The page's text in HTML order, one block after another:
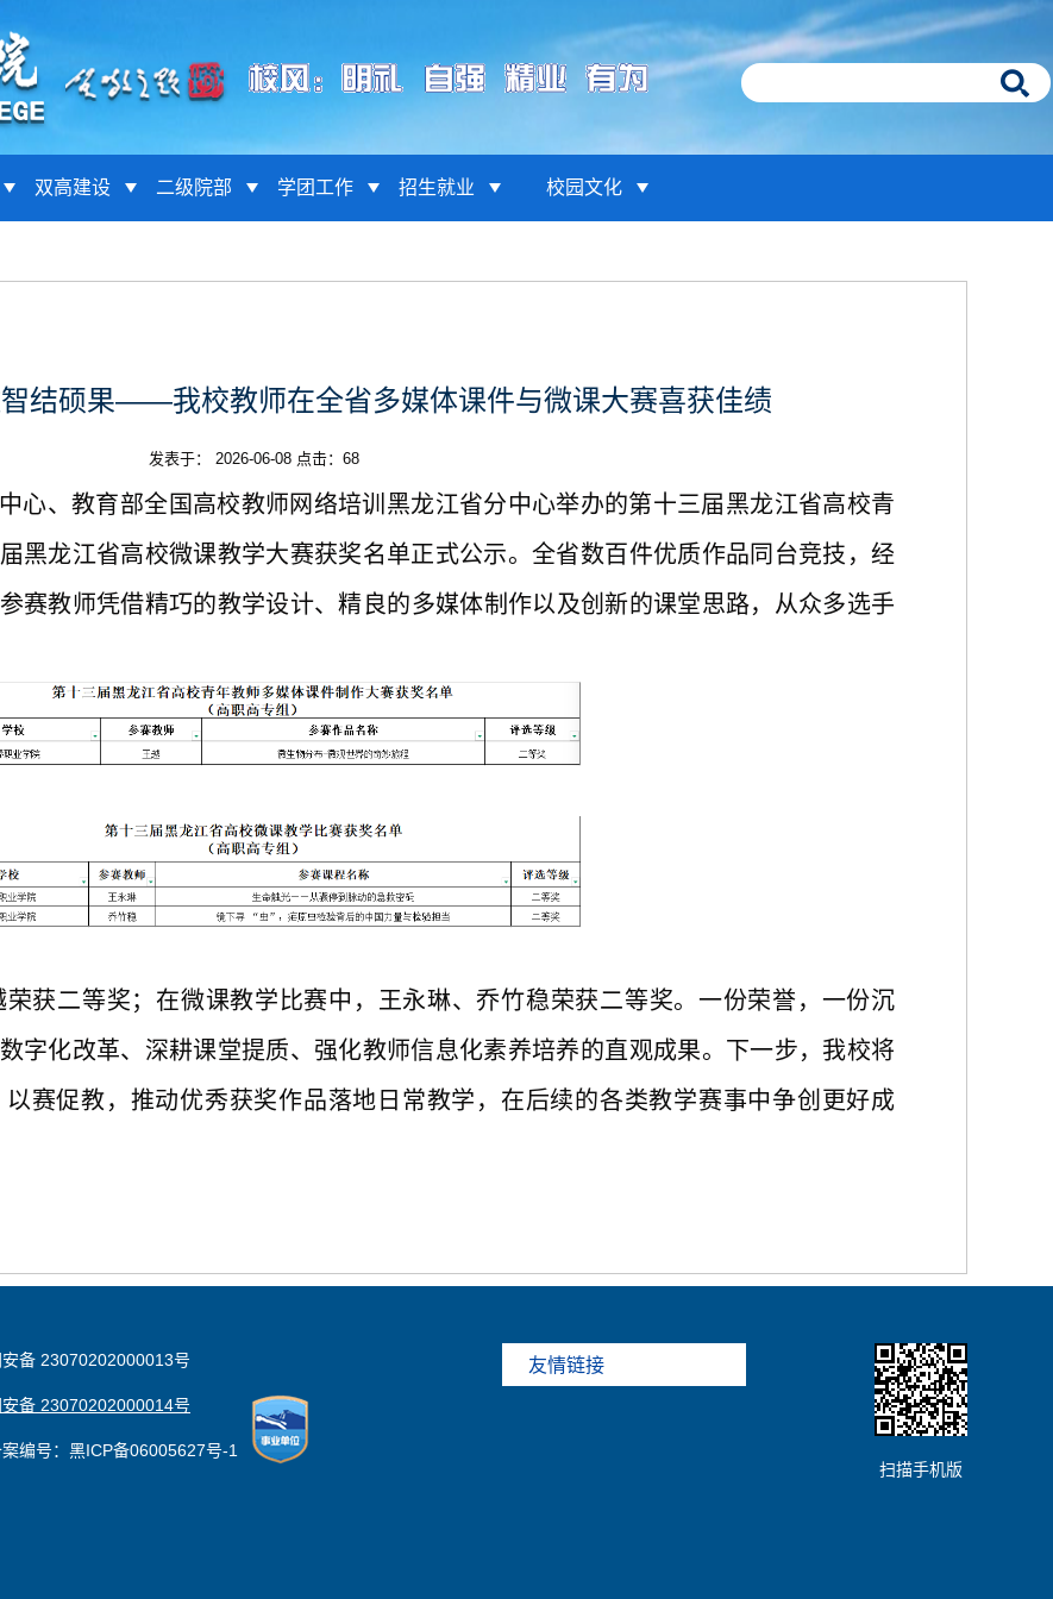
双高建设 二级院部 学团工作 招生就业 校园文化
结硕果——我校教师在全省多媒体课件与微课大赛喜获佳绩
发表于： 2026-06-08 点击： 68
心、教育部全国高校教师网络培训黑龙江省分中心举办的第十三届黑龙江省高校青
黑龙江省高校微课教学大赛获奖名单正式公示。全省数百件优质作品同台竞技，经
赛教师凭借精巧的教学设计、精良的多媒体制作以及创新的课堂思路， 从众多选手
获二等奖；在微课教学比赛中，王永琳、乔竹稳荣获二等奖。一份荣誉，一份沉
字化改革、深耕课堂提质、强化教师信息化素养培养的直观成果。下一步，我校将
赛促教，推动优秀获奖作品落地日常教学，在后续的各类教学赛事中争创更好成
备 23070202000013号
备 23070202000014号
案编号：黑ICP备06005627号-1
友情链接
扫描手机版